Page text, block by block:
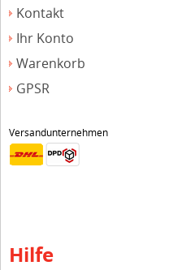
Kontakt
Ihr Konto
Warenkorb
GPSR
Versandunternehmen
Hilfe